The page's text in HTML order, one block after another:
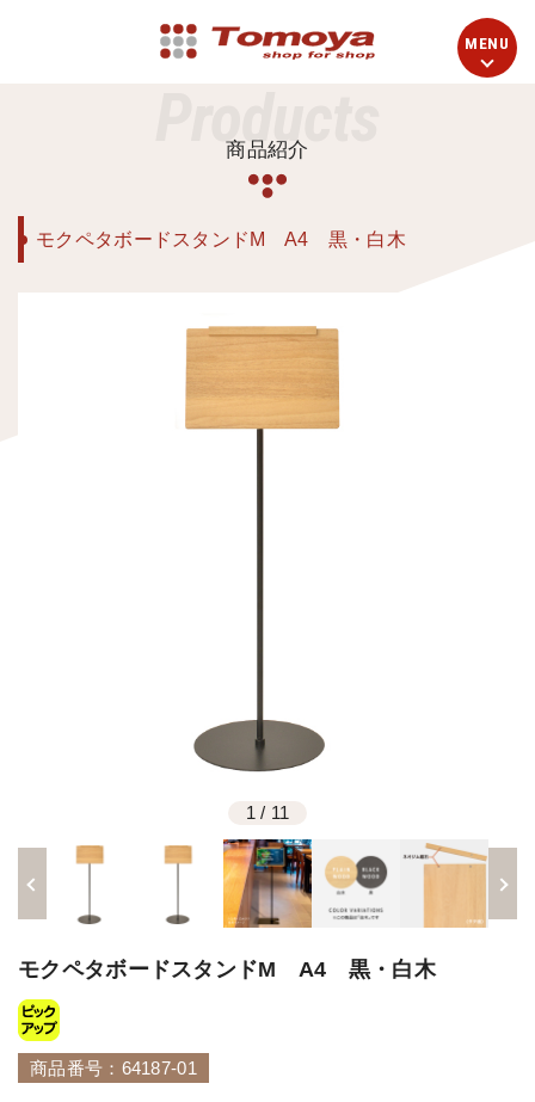
Products
商品紹介
モクペタボードスタンドM A4 黒・白木
1 / 11
モクペタボードスタンドM A4 黒・白木
商品番号：64187-01